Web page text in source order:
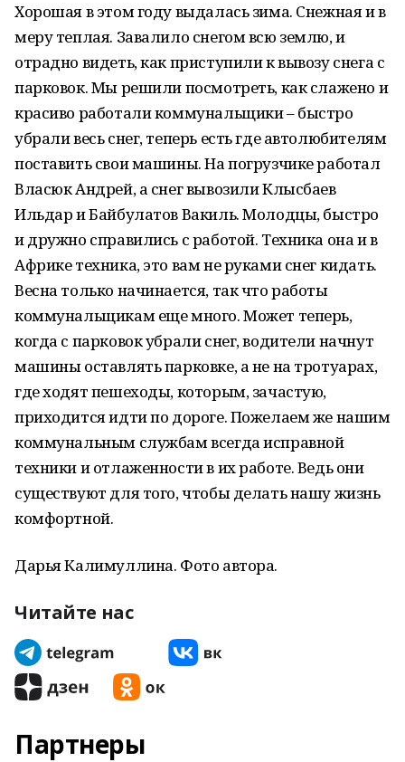
Хорошая в этом году выдалась зима. Снежная и в
меру теплая. Завалило снегом всю землю, и
отрадно видеть, как приступили к вывозу снега с
парковок. Мы решили посмотреть, как слажено и
красиво работали коммунальщики – быстро
убрали весь снег, теперь есть где автолюбителям
поставить свои машины. На погрузчике работал
Власюк Андрей, а снег вывозили Клысбаев
Ильдар и Байбулатов Вакиль. Молодцы, быстро
и дружно справились с работой. Техника она и в
Африке техника, это вам не руками снег кидать.
Весна только начинается, так что работы
коммунальщикам еще много. Может теперь,
когда с парковок убрали снег, водители начнут
машины оставлять парковке, а не на тротуарах,
где ходят пешеходы, которым, зачастую,
приходится идти по дороге. Пожелаем же нашим
коммунальным службам всегда исправной
техники и отлаженности в их работе. Ведь они
существуют для того, чтобы делать нашу жизнь
комфортной.
Дарья Калимуллина. Фото автора.
Читайте нас
Партнеры